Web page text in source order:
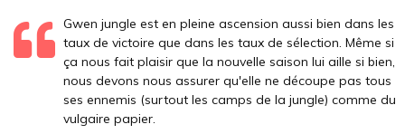
Gwen jungle est en pleine ascension aussi bien dans les
taux de victoire que dans les taux de sélection. Même si
ça nous fait plaisir que la nouvelle saison lui aille si bien,
nous devons nous assurer qu'elle ne découpe pas tous
ses ennemis (surtout les camps de la jungle) comme du
vulgaire papier.